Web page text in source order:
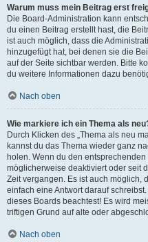
Warum muss mein Beitrag erst
Die Board-Administration kann
du einen Beitrag erstellt hast, die
ist auch möglich, dass die
hinzugefügt hat, bei denen sie die
auf der Seite sichtbar werden. Bitte
du weitere Informationen dazu
Nach oben
Wie markiere ich ein Thema als
Durch Klicken des „Thema als neu
kannst du das Thema wieder ganz
holen. Wenn du den
möglicherweise deaktiviert oder seit
Zeit vergangen. Es ist auch möglich,
einfach eine Antwort darauf
dieses Boards beachtest! Es wird
triftigen Grund auf alte oder
Nach oben